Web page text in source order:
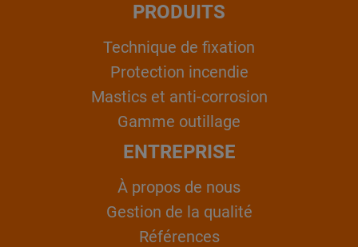
PRODUITS
Technique de fixation
Protection incendie
Mastics et anti-corrosion
Gamme outillage
ENTREPRISE
À propos de nous
Gestion de la qualité
Références